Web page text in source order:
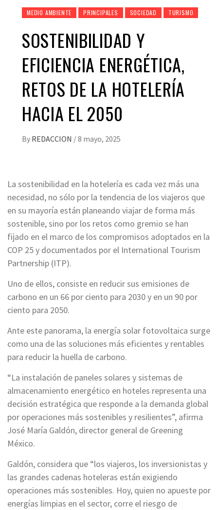
MEDIO AMBIENTE PRINCIPALES SOCIEDAD TURISMO
SOSTENIBILIDAD Y
EFICIENCIA ENERGÉTICA,
RETOS DE LA HOTELERÍA
HACIA EL 2050
By REDACCION /8 mayo, 2025
La sostenibilidad en la hotelería es cada vez más una
necesidad, no sólo por la tendencia de los viajeros que
en su mayoría están planeando viajar de forma más
sostenible, sino por los retos como gremio se han
fijado en el marco de los compromisos adoptados en la
COP 25 y documentados por el International Tourism
Partnership (ITP).
Uno de ellos, consiste en reducir sus emisiones de
carbono en un 66 por ciento para 2030 y en un 90 por
ciento para 2050.
Ante este panorama, la energía solar fotovoltaica surge
como una de las soluciones más eficientes y rentables
para reducir la huella de carbono.
“La instalación de paneles solares y sistemas de
almacenamiento energético en hoteles representa una
decisión estratégica que responde a la demanda global
por operaciones más sostenibles y resilientes”, afirma
José María Galdón, director general de Greening
México.
Galdón, considera que “los viajeros, los inversionistas y
las grandes cadenas hoteleras están exigiendo
operaciones más sostenibles. Hoy, quien no apueste por
energías limpias en el sector, corre el riesgo de